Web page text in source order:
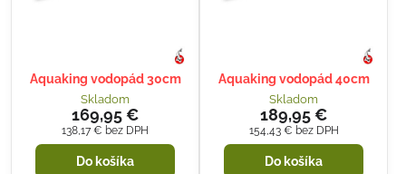
Aquaking vodopád 30cm
Skladom
169,95 €
138,17 € bez DPH
Do košíka
Aquaking vodopád 40cm
Skladom
189,95 €
154,43 € bez DPH
Do košíka